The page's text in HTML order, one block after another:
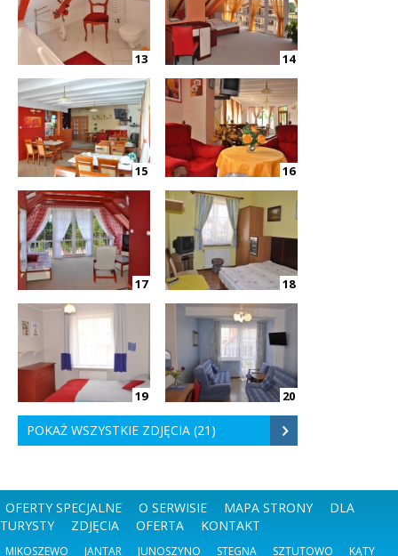
13 14
15 16
17 18
19 20
POKAŻ WSZYSTKIE ZDJĘCIA (21)
OFERTY SPECJALNE O SERWISIE MAPA STRONY
DLA
TURYSTY
ZDJĘCIA OFERTA KONTAKT
MIKOSZEWO JANTAR JUNOSZYNO STEGNA SZTUTOWO KĄTY